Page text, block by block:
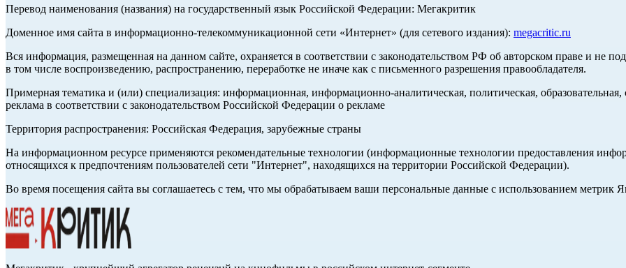
Перевод наименования (названия) на государственный язык Российской Федерации: Мегакритик
Доменное имя сайта в информационно-телекоммуникационной сети «Интернет» (для сетевого издания): megacritic.ru
Вся информация, размещенная на данном сайте, охраняется в соответствии с законодательством РФ об авторском праве и не
в том числе воспроизведению, распространению, переработке не иначе как с письменного разрешения правообладателя.
Примерная тематика и (или) специализация: информационная, информационно-аналитическая, политическая, образовательная,
реклама в соответствии с законодательством Российской Федерации о рекламе
Территория распространения: Российская Федерация, зарубежные страны
На информационном ресурсе применяются рекомендательные технологии (информационные технологии предоставления
относящихся к предпочтениям пользователей сети "Интернет", находящихся на территории Российской Федерации).
Во время посещения сайта вы соглашаетесь с тем, что мы обрабатываем ваши персональные данные с использованием метрик